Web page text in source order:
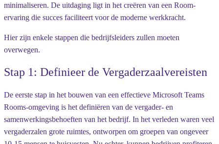
minimaliseren. De uitdaging ligt in het creëren van een Room-
ervaring die succes faciliteert voor de moderne werkkracht.
Hier zijn enkele stappen die bedrijfsleiders zullen moeten
overwegen.
Stap 1: Definieer de Vergaderzaalvereisten
De eerste stap in het bouwen van een effectieve Microsoft Teams
Rooms-omgeving is het definiëren van de vergader- en
samenwerkingsbehoeften van het bedrijf. In het verleden waren veel
vergaderzalen grote ruimtes, ontworpen om groepen van ongeveer